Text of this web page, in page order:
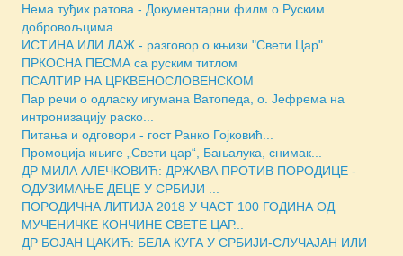
Нема туђих ратова - Документарни филм о Руским
добровољцима...
ИСТИНА ИЛИ ЛАЖ - разговор о књизи "Свети Цар"...
ПРКОСНА ПЕСМА са руским титлом
ПСАЛТИР НА ЦРКВЕНОСЛОВЕНСКОМ
Пар речи о одласку игумана Ватопеда, о. Јефрема на
интронизацију раско...
Питања и одговори - гост Ранко Гојковић...
Промоција књиге „Свети цар“, Бањалука, снимак...
ДР МИЛА АЛЕЧКОВИЋ: ДРЖАВА ПРОТИВ ПОРОДИЦЕ -
ОДУЗИМАЊЕ ДЕЦЕ У СРБИЈИ ...
ПОРОДИЧНА ЛИТИЈА 2018 У ЧАСТ 100 ГОДИНА ОД
МУЧЕНИЧКЕ КОНЧИНЕ СВЕТЕ ЦАР...
ДР БОЈАН ЦАКИЋ: БЕЛА КУГА У СРБИЈИ-СЛУЧАЈАН ИЛИ